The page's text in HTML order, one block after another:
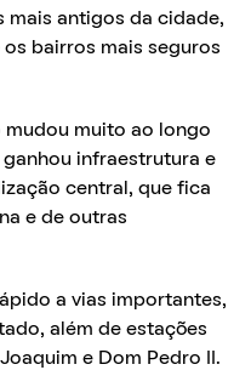
mais antigos da cidade,
bairros mais seguros
mudou muito ao longo
infraestrutura e
central, que fica
e de outras
a vias importantes,
além de estações
e Dom Pedro II.